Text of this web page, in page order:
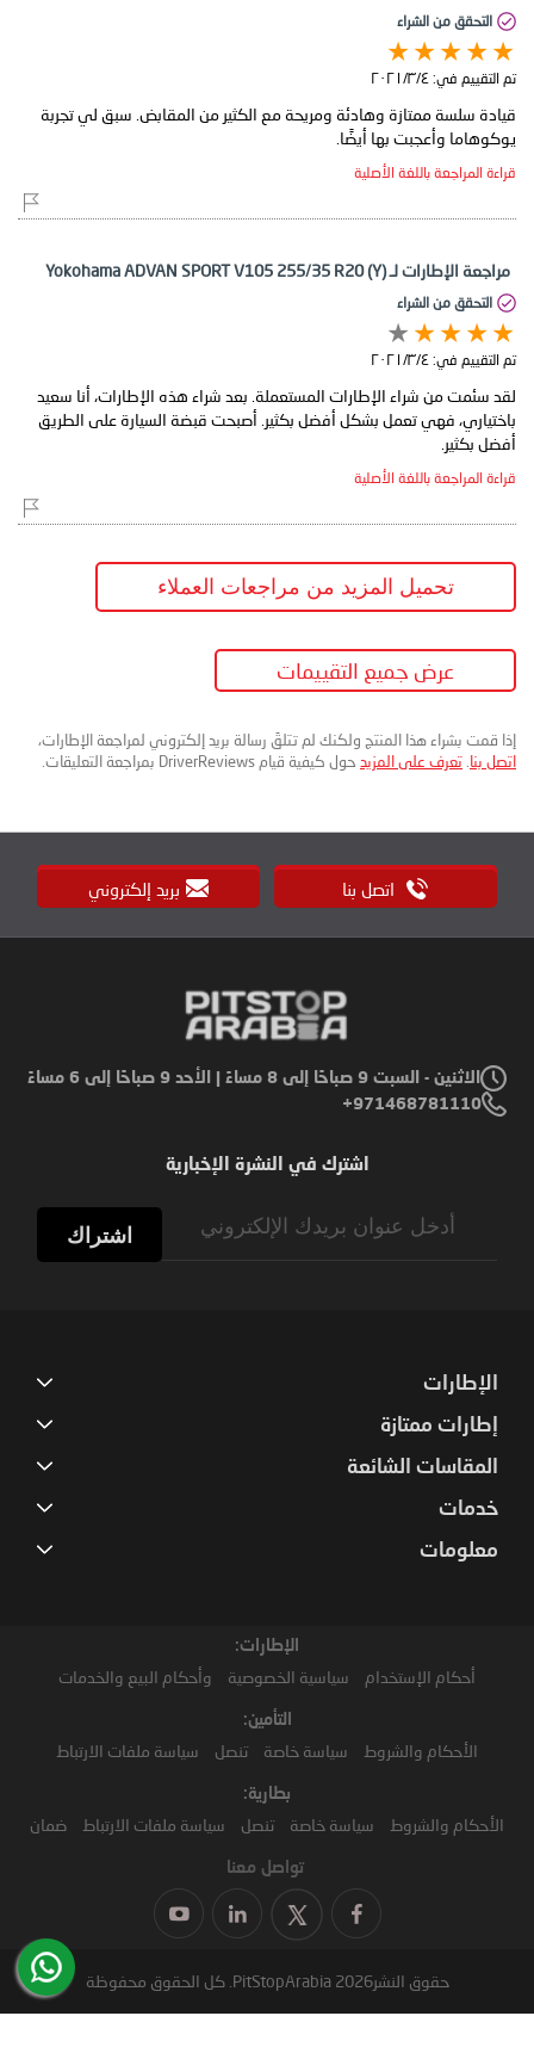
التحقق من الشراء
تم التقييم في: ٤‏/٣‏/٢٠٢١
قيادة سلسة ممتازة وهادئة ومريحة مع الكثير من المقابض. سبق لي تجربة
يوكوهاما وأعجبت بها أيضًا.
قراءة المراجعة باللغة الأصلية
مراجعة الإطارات لـ Yokohama ADVAN SPORT V105 255/35 R20 (Y)
التحقق من الشراء
تم التقييم في: ٤‏/٣‏/٢٠٢١
لقد سئمت من شراء الإطارات المستعملة. بعد شراء هذه الإطارات، أنا سعيد
باختياري، فهي تعمل بشكل أفضل بكثير. أصبحت قبضة السيارة على الطريق
أفضل بكثير.
قراءة المراجعة باللغة الأصلية
تحميل المزيد من مراجعات العملاء
عرض جميع التقييمات
إذا قمت بشراء هذا المنتج ولكنك لم تتلقَ رسالة بريد إلكتروني لمراجعة الإطارات،
اتصل بنا تعرف على المزيد حول كيفية قيام DriverReviews بمراجعة التعليقات.
اتصل بنا بريد إلكتروني
الاثنين - السبت 9 صباحًا إلى 8 مساءً | الأحد 9 صباحًا إلى 6 مساءً
971468781110+
اشترك في النشرة الإخبارية
اشتراك
الإطارات
إطارات ممتازة
المقاسات الشائعة
خدمات
معلومات
الإطارات:
أحكام الإستخدام سياسية الخصوصية وأحكام البيع والخدمات
التأمين:
الأحكام والشروط سياسة خاصة تنصل سياسة ملفات الارتباط
بطارية:
الأحكام والشروط سياسة خاصة تنصل سياسة ملفات الارتباط ضمان
تواصل معنا
حقوق النشر2026 PitStopArabia. كل الحقوق محفوظة